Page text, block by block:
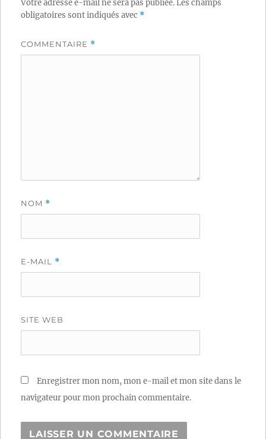
Votre adresse e-mail ne sera pas publiée.Les champs
obligatoires sont indiqués avec *
COMMENTAIRE *
NOM *
E-MAIL *
SITE WEB
Enregistrer mon nom, mon e-mail et mon site dans le
navigateur pour mon prochain commentaire.